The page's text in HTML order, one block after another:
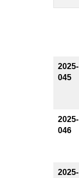
2025-
045
2025-
046
2025-